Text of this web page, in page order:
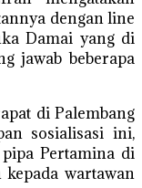
dengan line
Damai yang di
jawab beberapa
di Palembang
sosialisasi ini,
Pertamina di
kepada wartawan